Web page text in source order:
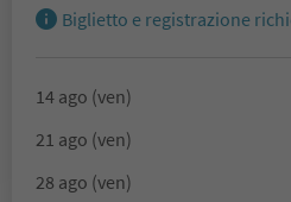
Biglietto e registrazione
14 ago (ven)
21 ago (ven)
28 ago (ven)